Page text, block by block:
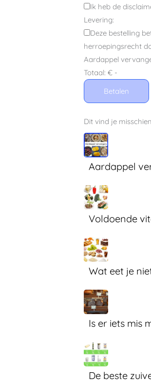
Ik heb de
Levering:
Deze bestelling
herroepingsrecht
Aardappel
Totaal:€ -
Betalen
Dit vind je
Aardappel
Voldoende
Wat eet je
Is er iets mis
De beste